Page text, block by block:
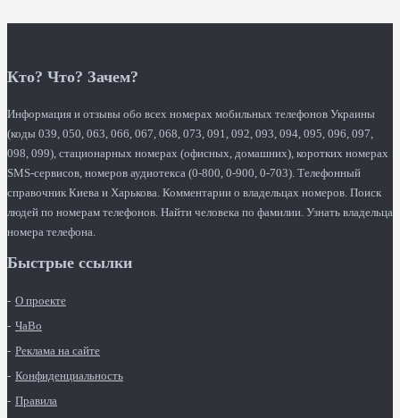
Кто? Что? Зачем?
Информация и отзывы обо всех номерах мобильных телефонов Украины
(коды 039, 050, 063, 066, 067, 068, 073, 091, 092, 093, 094, 095, 096, 097,
098, 099), стационарных номерах (офисных, домашних), коротких номерах
SMS-сервисов, номеров аудиотекса (0-800, 0-900, 0-703). Телефонный
справочник Киева и Харькова. Комментарии о владельцах номеров. Поиск
людей по номерам телефонов. Найти человека по фамилии. Узнать владельца
номера телефона.
Быстрые ссылки
О проекте
ЧаВо
Реклама на сайте
Конфиденциальность
Правила